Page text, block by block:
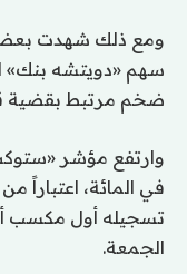
ومع ذلك شهدت بعض
سهم «دويتشه
ضخم مرتبط بقضية
تسجيله أول مكسب
الجمعة.